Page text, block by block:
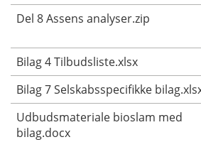
Del 8 Assens analyser.zip
Bilag 4 Tilbudsliste.xlsx
Bilag 7 Selskabsspecifikke
Udbudsmateriale bioslam med
bilag.docx